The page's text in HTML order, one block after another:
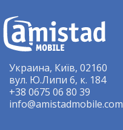
Украина, Київ, 02160
вул. Ю.Липи 6, к. 184
+38 0675 06 80 39
info@amistadmobile.com